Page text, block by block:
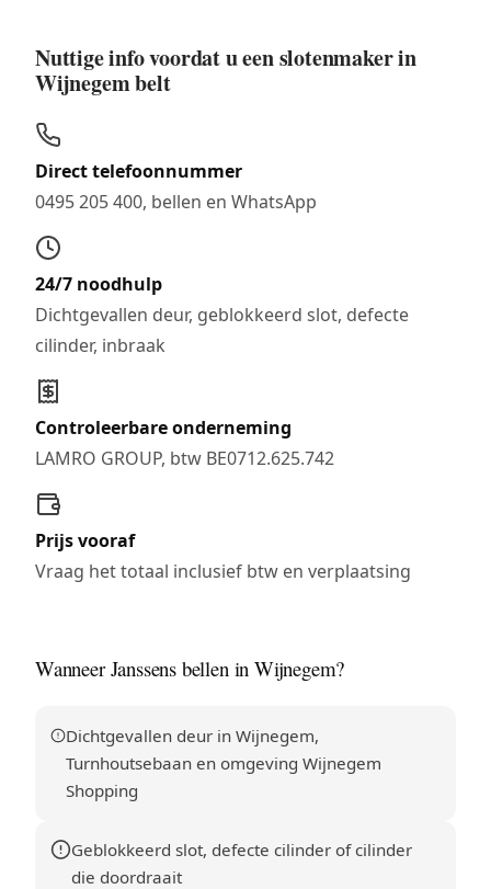
Nuttige info voordat u een slotenmaker in
Wijnegem belt
Direct telefoonnummer
0495 205 400, bellen en WhatsApp
24/7 noodhulp
Dichtgevallen deur, geblokkeerd slot, defecte
cilinder, inbraak
Controleerbare onderneming
LAMRO GROUP, btw BE0712.625.742
Prijs vooraf
Vraag het totaal inclusief btw en verplaatsing
Wanneer Janssens bellen in Wijnegem?
Dichtgevallen deur in Wijnegem,
Turnhoutsebaan en omgeving Wijnegem
Shopping
Geblokkeerd slot, defecte cilinder of cilinder
die doordraait